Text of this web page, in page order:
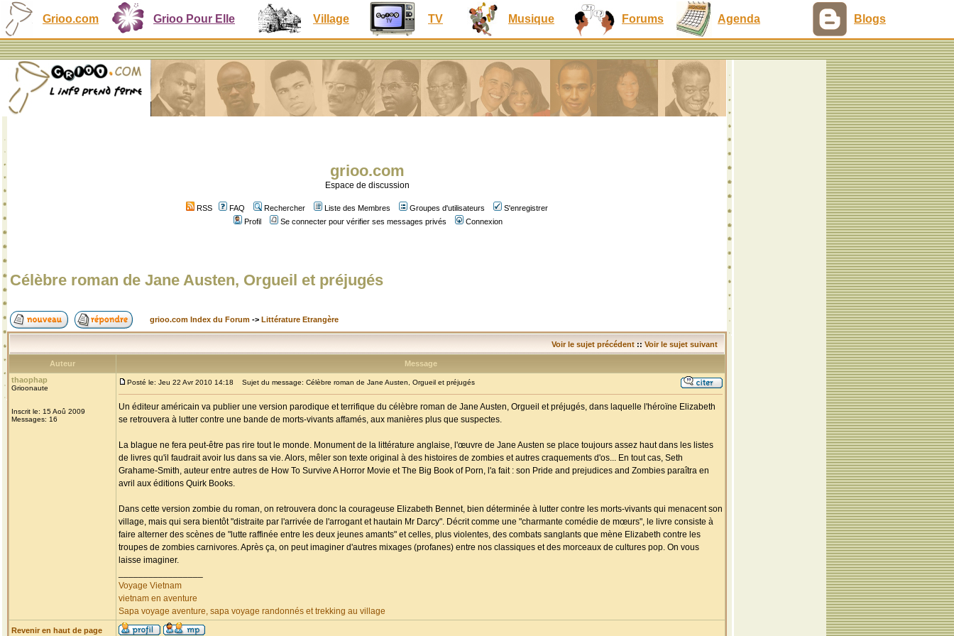
Grioo.com Grioo Pour Elle Village TV Musique Forums Agenda Blogs
grioo.com
Espace de discussion
RSS FAQ Rechercher Liste des Membres Groupes d'utilisateurs
S'enregistrer
Profil
Se connecter pour vérifier ses messages privés Connexion
Célèbre roman de Jane Austen, Orgueil et préjugés
grioo.com Index du Forum -> Littérature Etrangère
Voir le sujet précédent :: Voir le sujet suivant
Auteur
Message
thaophap
Grioonaute
Inscrit le: 15 Aoû 2009
Messages: 16
Posté le: Jeu 22 Avr 2010 14:18 Sujet du message: Célèbre roman de Jane Austen, Orgueil et préjugés
Un éditeur américain va publier une version parodique et terrifique du célèbre roman de Jane Austen, Orgueil et préjugés, dans laquelle l'héroïne Elizabeth
se retrouvera à lutter contre une bande de morts-vivants affamés, aux manières plus que suspectes.
La blague ne fera peut-être pas rire tout le monde. Monument de la littérature anglaise, l'œuvre de Jane Austen se place toujours assez haut dans les listes
de livres qu'il faudrait avoir lus dans sa vie. Alors, mêler son texte original à des histoires de zombies et autres craquements d'os... En tout cas, Seth
Grahame-Smith, auteur entre autres de How To Survive A Horror Movie et The Big Book of Porn, l'a fait : son Pride and prejudices and Zombies paraîtra en
avril aux éditions Quirk Books.
Dans cette version zombie du roman, on retrouvera donc la courageuse Elizabeth Bennet, bien déterminée à lutter contre les morts-vivants qui menacent son
village, mais qui sera bientôt "distraite par l'arrivée de l'arrogant et hautain Mr Darcy". Décrit comme une "charmante comédie de mœurs", le livre consiste à
faire alterner des scènes de "lutte raffinée entre les deux jeunes amants" et celles, plus violentes, des combats sanglants que mène Elizabeth contre les
troupes de zombies carnivores. Après ça, on peut imaginer d'autres mixages (profanes) entre nos classiques et des morceaux de cultures pop. On vous
laisse imaginer.
Voyage Vietnam
vietnam en aventure
Sapa voyage aventure, sapa voyage randonnés et trekking au village
Revenir en haut de page